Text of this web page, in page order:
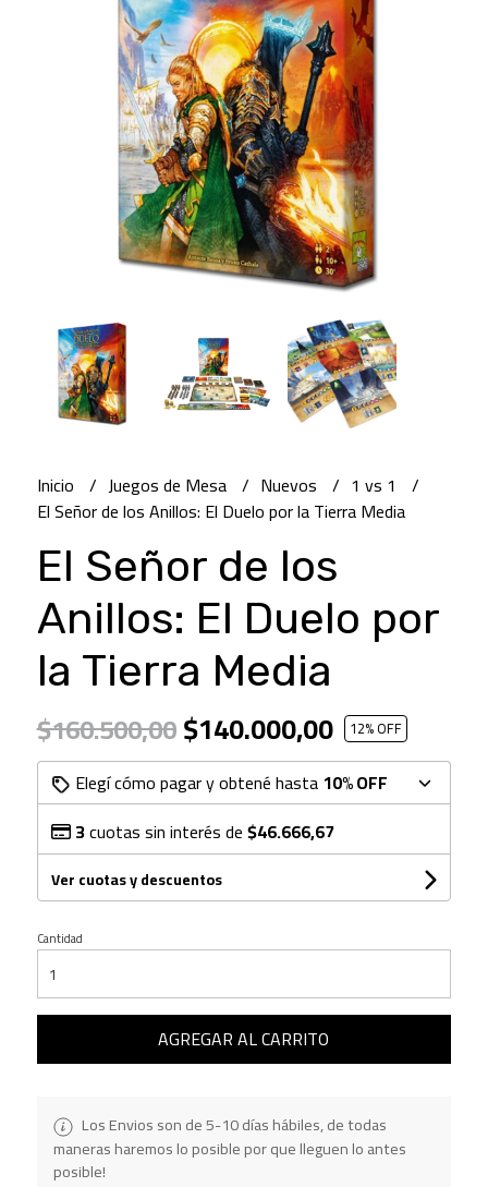
Inicio Juegos de Mesa Nuevos
1 vs 1
El Señor de los Anillos: El Duelo por la Tierra Media
El Señor de los
Anillos: El Duelo por
la Tierra Media
$160.500,00$140.000,00 12% OFF
Elegí cómo pagar y obtené hasta 10% OFF
3cuotas sin interés de$46.666,67
Ver cuotas y descuentos
Cantidad
AGREGAR AL CARRITO
Los Envios son de 5-10 días hábiles, de todas
maneras haremos lo posible por que lleguen lo antes
posible!